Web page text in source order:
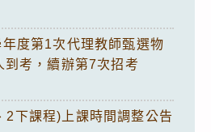
度第1次代理教師甄選物
考，續辦第7次招考
2下課程)上課時間調整公告